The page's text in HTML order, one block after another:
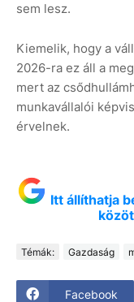
sem lesz.
Kiemelik, hogy a
2026-ra ez áll a
mert az
munkavállalói
érvelnek.
Itt állíthatja
Témák: Gazdaság
Facebook